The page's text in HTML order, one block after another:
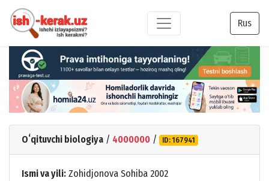
Rus
Oʻqituvchi biologiya / 4000000 / ID: 167941
Ismi va yili: Zohidjonova Sohiba 2002